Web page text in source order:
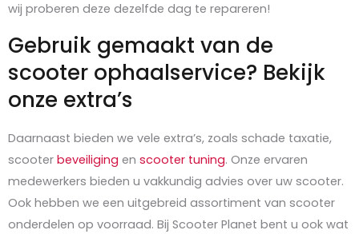
wij proberen deze dezelfde dag te repareren!
Gebruik gemaakt van de
scooter ophaalservice? Bekijk
onze extra’s
Daarnaast bieden we vele extra’s, zoals schade taxatie,
scooter beveiliging en scooter tuning. Onze ervaren
medewerkers bieden u vakkundig advies over uw scooter.
Ook hebben we een uitgebreid assortiment van scooter
onderdelen op voorraad. Bij Scooter Planet bent u ook wat